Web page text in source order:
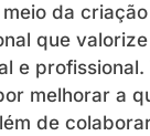
da
que
e
melhorar a
de